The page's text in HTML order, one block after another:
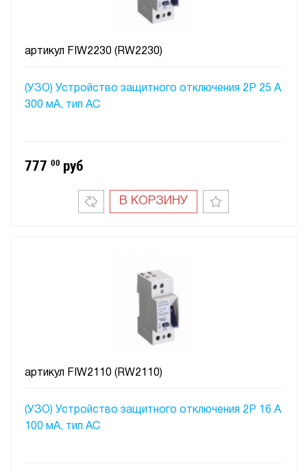
(УЗО) Устройство защитного отключения 2P 25 A
300 мA, тип АC
артикул FIW2230 (RW2230)
777 00 руб
В КОРЗИНУ
(УЗО) Устройство защитного отключения 2P 16 A
100 мA, тип АC
артикул FIW2110 (RW2110)